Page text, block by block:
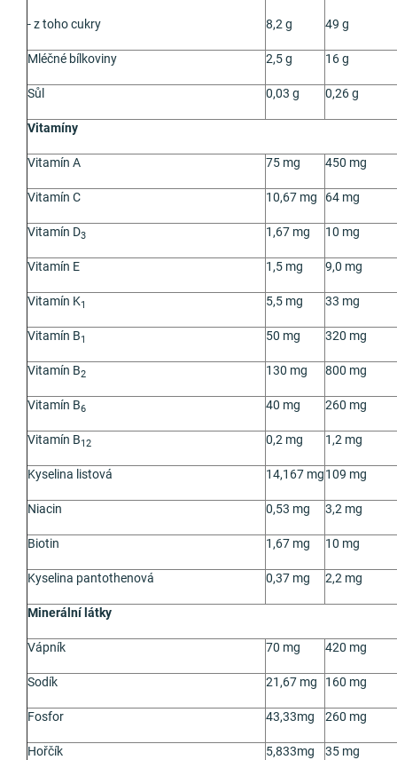
-z toho cukry 8,2 g 49 g
Mléčné bílkoviny 2,5 g 16 g
Sůl 0,03 g 0,26 g
Vitamíny
Vitamín A 75 mg 450 mg
Vitamín C 10,67 mg 64 mg
Vitamín D3 1,67 mg 10 mg
Vitamín E 1,5 mg 9,0 mg
Vitamín K1 5,5 mg 33 mg
Vitamín B1 50 mg 320 mg
Vitamín B2 130 mg 800 mg
Vitamín B6 40 mg 260 mg
Vitamín B12 0,2 mg 1,2 mg
Kyselina listová 14,167 mg109 mg
Niacin 0,53 mg 3,2 mg
Biotin 1,67 mg 10 mg
Kyselina pantothenová 0,37 mg 2,2 mg
Minerální látky
Vápník 70 mg 420 mg
Sodík 21,67 mg 160 mg
Fosfor 43,33mg 260 mg
Hořčík 5,833mg 35 mg